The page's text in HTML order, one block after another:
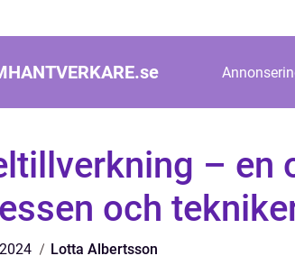
se
– en
och
Lotta Albertsson